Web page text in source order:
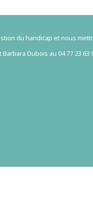
du handicap et nous
Dubois au 04 77 23